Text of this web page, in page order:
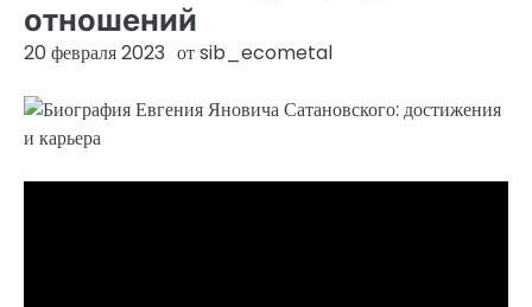
отношений
20 февраля 2023 отsib_ecometal